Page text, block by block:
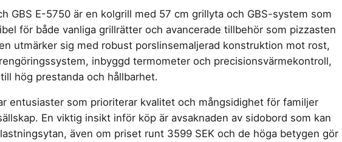
GBS E-5750 är en kolgrill med 57 cm grillyta och GBS-system som
för både vanliga grillrätter och avancerade tillbehör som pizzasten
utmärker sig med robust porslinsemaljerad konstruktion mot rost,
inbyggd termometer och precisionsvärmekontroll,
hög prestanda och hållbarhet.
entusiaster som prioriterar kvalitet och mångsidighet för familjer
En viktig insikt inför köp är avsaknaden av sidobord som kan
även om priset runt 3599 SEK och de höga betygen gör